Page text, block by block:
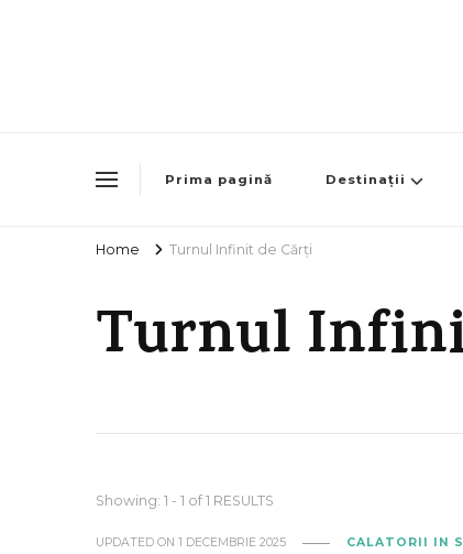
Prima pagină Destinații
Home Turnul Infinit de Cărți
Turnul
Showing: 1 - 1 of 1 RESULTS
UPDATED ON 1 DECEMBRIE 2025 CALATORII IN